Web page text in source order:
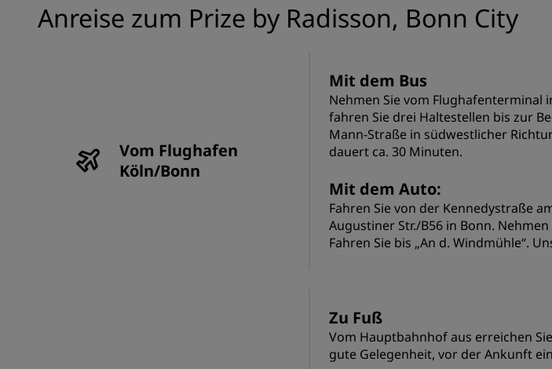
Anreise zum Prize by Radisson, Bonn City
Vom Flughafen
Köln/Bonn
Mit dem Bus
Nehmen Sie vom Flughafenterminal
fahren Sie drei Haltestellen bis zur
Mann-Straße in südwestlicher
dauert ca. 30 Minuten.
Mit dem Auto:
Fahren Sie von der Kennedystraße
Augustiner Str./B56 in Bonn.
Fahren Sie bis „An d. Windmühle“.
Zu Fuß
Vom Hauptbahnhof aus erreichen
gute Gelegenheit, vor der Ankunft